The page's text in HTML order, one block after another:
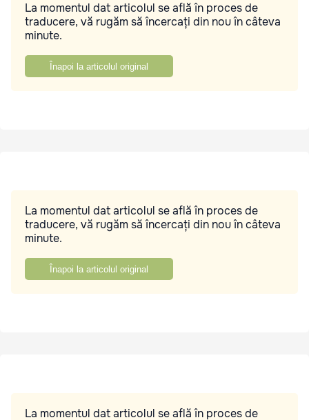
La momentul dat articolul se află în proces de
traducere, vă rugăm să încercați din nou în câteva
minute.
Înapoi la articolul original
La momentul dat articolul se află în proces de
traducere, vă rugăm să încercați din nou în câteva
minute.
Înapoi la articolul original
La momentul dat articolul se află în proces de